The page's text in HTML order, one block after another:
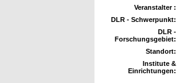
Veranstalter :
DLR - Schwerpunkt:
DLR -
Forschungsgebiet:
Standort:
Institute &
Einrichtungen: